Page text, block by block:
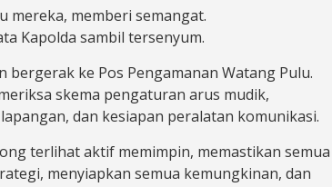
mereka, memberi semangat.
Kapolda sambil tersenyum.
bergerak ke Pos Pengamanan Watang Pulu.
skema pengaturan arus mudik,
dan kesiapan peralatan komunikasi.
terlihat aktif memimpin, memastikan semua
menyiapkan semua kemungkinan, dan